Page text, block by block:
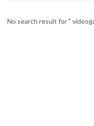
No search result for "